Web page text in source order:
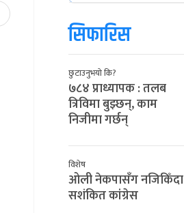
सिफारिस
छुटाउनुभयो कि?
७८४ प्राध्यापक : तलब
त्रिविमा बुझ्छन्, काम
निजीमा गर्छन्
विशेष
ओली नेकपासँग नजिकिँदा
सशंकित कांग्रेस